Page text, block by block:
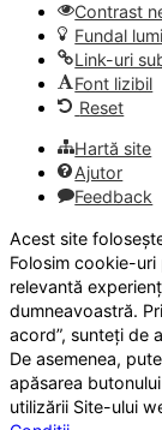
Contrast
Fundal
Link-uri
Font lizibil
Reset
Hartă site
Ajutor
Feedback
Acest site
Folosim cookie-
relevantă
dumneavoastră.
acord”, sunteți de
De asemenea,
apăsarea
utilizării Site-ului